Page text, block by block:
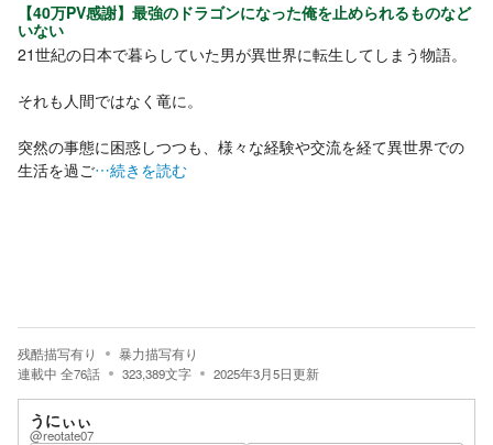
【40万PV感謝】最強のドラゴンになった俺を止められるものなど
いない
21世紀の日本で暮らしていた男が異世界に転生してしまう物語。
それも人間ではなく竜に。
突然の事態に困惑しつつも、様々な経験や交流を経て異世界での
生活を過ご…続きを読む
残酷描写有り
暴力描写有り
連載中 全76話 323,389文字 2025年3月5日更新
うにぃぃ
@reotate07